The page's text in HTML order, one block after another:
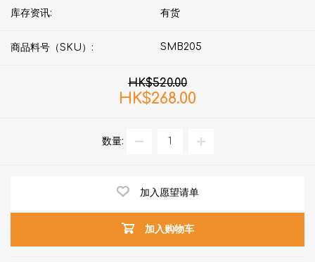
库存资讯: 有货
商品料号（SKU）: SMB205
HK$520.00
HK$268.00
数量:
加入愿望请单
加入购物车